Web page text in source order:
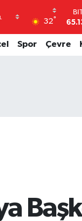
32°
Spor Çevre